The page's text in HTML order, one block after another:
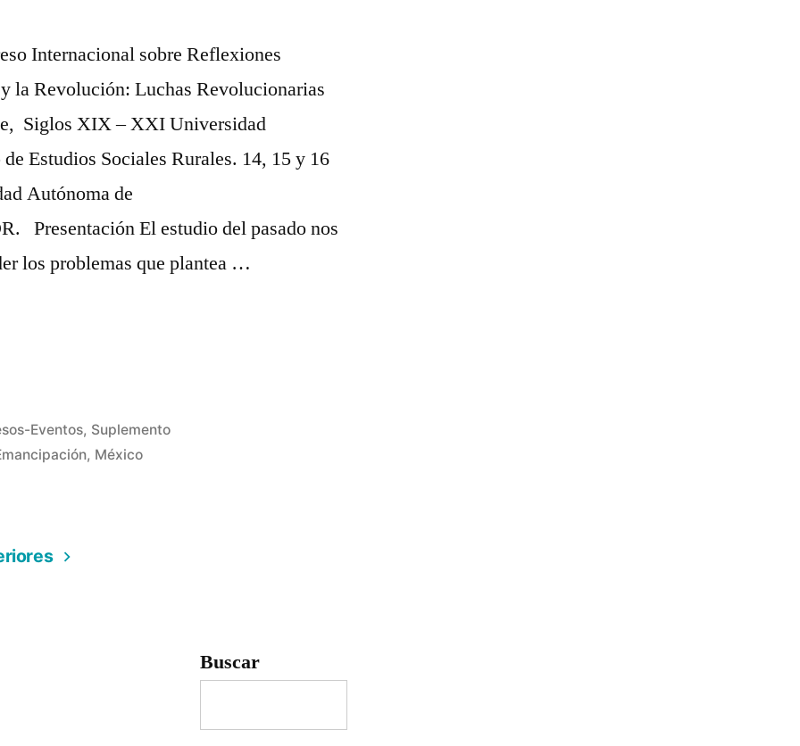
Internacional sobre Reflexiones
la Revolución: Luchas Revolucionarias
Siglos XIX – XXI Universidad
Estudios Sociales Rurales. 14, 15 y 16
Autónoma de
Presentación El estudio del pasado nos
los problemas que plantea …
Eventos, Suplemento
, México
Buscar